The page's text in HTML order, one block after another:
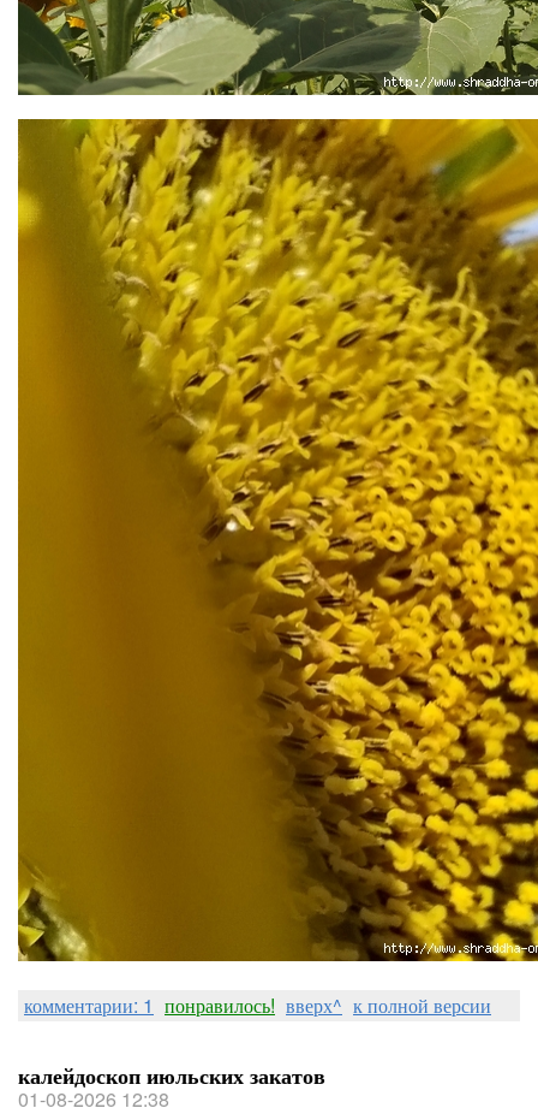
комментарии: 1 понравилось! вверх^ к полной версии
калейдоскоп июльских закатов
01-08-2026 12:38